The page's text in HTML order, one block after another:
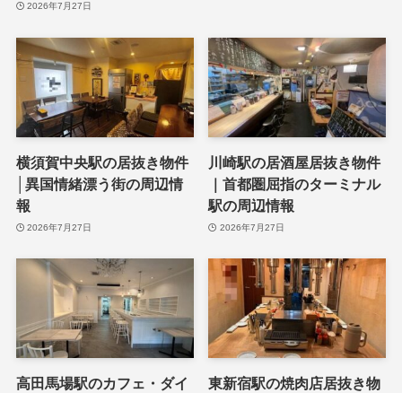
2026年7月27日
横須賀中央駅の居抜き物件
│異国情緒漂う街の周辺情
報
2026年7月27日
川崎駅の居酒屋居抜き物件
｜首都圏屈指のターミナル
駅の周辺情報
2026年7月27日
高田馬場駅のカフェ・ダイ
東新宿駅の焼肉店居抜き物